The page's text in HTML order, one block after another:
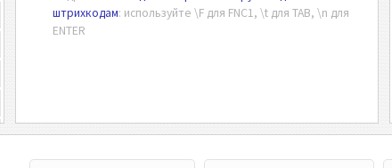
штрихкодам: используйте \F для FNC1, \t для TAB, \n для
ENTER